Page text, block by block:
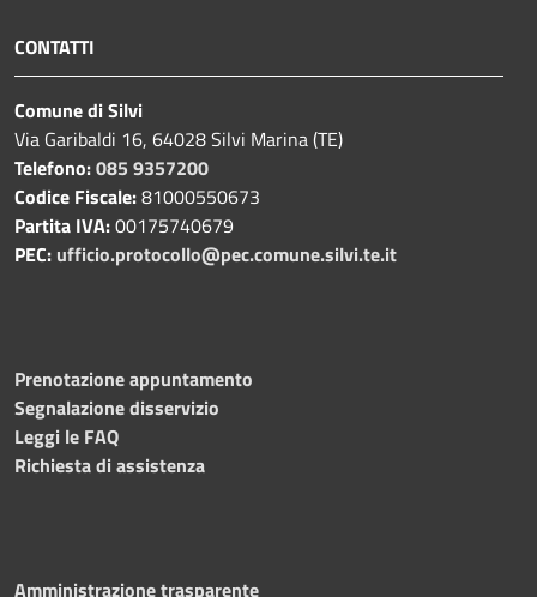
CONTATTI
Comune di Silvi
Via Garibaldi 16, 64028 Silvi Marina (TE)
Telefono:085 9357200
Codice Fiscale:81000550673
Partita IVA:00175740679
PEC: ufficio.protocollo@pec.comune.silvi.te.it
Prenotazione appuntamento
Segnalazione disservizio
Leggi le FAQ
Richiesta di assistenza
Amministrazione trasparente